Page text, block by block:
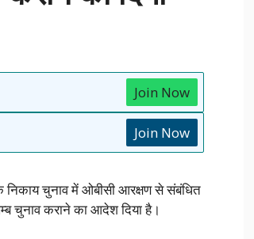
Join Now
Join Now
चुनाव में ओबीसी आरक्षण से संबंधित
चुनाव कराने का आदेश दिया है।